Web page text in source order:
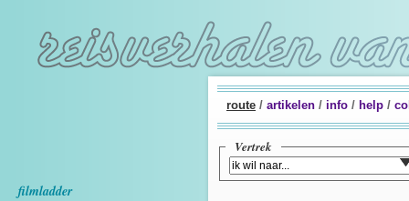
route / artikelen / info / help /
Vertrek
filmladder